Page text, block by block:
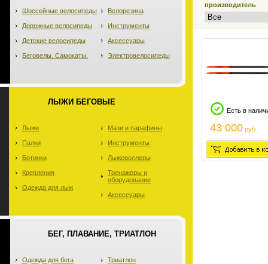
Шоссейные велосипеды
Дорожные велосипеды
Детские велосипеды
Беговелы. Самокаты.
Велорезина
Инструменты
Аксессуары
Электровелосипеды
ЛЫЖИ БЕГОВЫЕ
Лыжи
Палки
Ботинки
Крепления
Одежда для лыж
Мази и парафины
Инструменты
Лыжероллеры
Тренажеры и
оборудование
Аксессуары
БЕГ, ПЛАВАНИЕ, ТРИАТЛОН
Одежда для бега Триатлон
производитель
Есть в
43 000 руб.